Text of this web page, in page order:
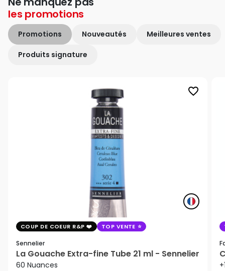
les promotions
Promotions Nouveautés Meilleures ventes
Produits signature
favorite_border
COUP DE COEUR R&P TOP VENTE
Sennelier
La Gouache Extra-fine Tube 21 ml - Sennelier
60 Nuances